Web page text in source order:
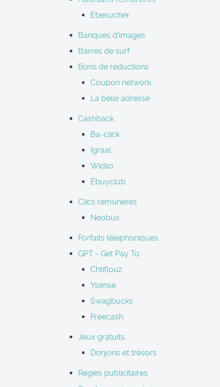
Ebesucher
Banques d'images
Barres de surf
Bons de réductions
Coupon network
La belle adresse
Cashback
Ba-click
Igraal
Widilo
Ebuyclub
Clics rémunérés
Neobux
Forfaits téléphoniques
GPT - Get Pay To
Chtiflouz
Ysense
Swagbucks
Freecash
Jeux gratuits
Donjons et trésors
Régies publicitaires